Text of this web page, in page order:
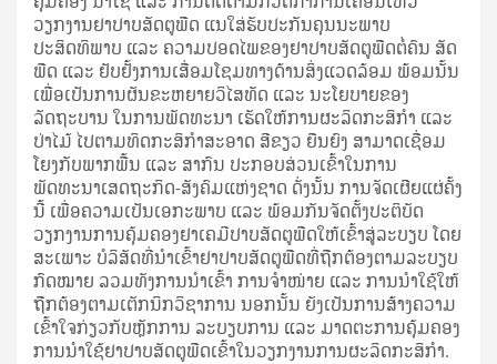
ວຽກງານຢາປາບສັດຕູພືດ ແນໃສ່ຮັບປະກັນຄຸນນະພາບ
ປະສິດທິພາບ ແລະ ຄວາມປອດໄພຂອງຢາປາບສັດຕູພືດຕໍ່ຄົນ ສັດ
ພືດ ແລະ ຢັບຢັ້ງການເສື່ອມໂຊມທາງດ້ານສິ່ງແວດລ້ອມ ພ້ອມນັ້ນ
ເພື່ອເປັນການຜັນຂະຫຍາຍວິໄສທັດ ແລະ ນະໂຍບາຍຂອງ
ລັດຖະບານ ໃນການພັດທະນາ ເຮັດໃຫ້ການຜະລິດກະສິກຳ ແລະ
ປ່າໄມ້ ໄປຕາມທິດກະສິກຳສະອາດ ສີຂຽວ ຍືນຍົງ ສາມາດເຊື່ອມ
ໂຍງກັບພາກພື້ນ ແລະ ສາກົນ ປະກອບສ່ວນເຂົ້າໃນການ
ພັດທະນາເສດຖະກິດ-ສັງຄົມແຫ່ງຊາດ ດັ່ງນັ້ນ ການຈັດເຜີຍແຜ່ຄັ້ງ
ນີ້ ເພື່ອຄວາມເປັນເອກະພາບ ແລະ ພ້ອມກັນຈັດຕັ້ງປະຕິບັດ
ວຽກງານການຄຸ້ມຄອງຢາເຄມີປາບສັດຕູພືດໃຫ້ເຂົ້າສູ່ລະບຽບ ໂດຍ
ສະເພາະ ບໍລິສັດທີ່ນໍາເຂົ້າຢາປາບສັດຕູພືດທີ່ຖືກຕ້ອງຕາມລະບຽບ
ກົດໝາຍ ລວມທັງການນໍາເຂົ້າ ການຈໍາໜ່າຍ ແລະ ການນໍາໃຊ້ໃຫ້
ຖືກຕ້ອງຕາມເຕັກນິກວິຊາການ ນອກນັ້ນ ຍັງເປັນການສ້າງຄວາມ
ເຂົ້າໃຈກ່ຽວກັບຫຼັກການ ລະບຽບການ ແລະ ມາດຕະການຄຸ້ມຄອງ
ການນໍາໃຊ້ຢາປາບສັດຕູພືດເຂົ້າໃນວຽກງານການຜະລິດກະສິກໍາ.